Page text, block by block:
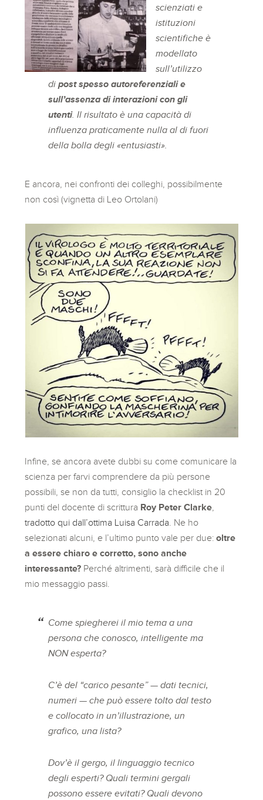
scienziati e
istituzioni
scientifiche è
modellato
sull’utilizzo
dipost spesso autoreferenziali e
sull’assenza di interazioni con gli
utenti. Il risultato è una capacità di
influenza praticamente nulla al di fuori
della bolla degli «entusiasti».
E ancora, nei confronti dei colleghi, possibilmente
non così (vignetta di Leo Ortolani)
Infine, se ancora avete dubbi su come comunicare la
scienza per farvi comprendere da più persone
possibili, se non da tutti, consiglio la checklist in 20
punti del docente di scrittura Roy Peter Clarke
tradotto qui dall’ottima Luisa Carrada . Ne ho
selezionati alcuni, e l’ultimo punto vale per due:oltre
a essere chiaro e corretto, sono anche
interessante? Perché altrimenti, sarà difficile che il
mio messaggio passi.
Come spiegherei il mio tema a una
persona che conosco, intelligente ma
NON esperta?
C’è del “carico pesante” — dati tecnici,
numeri — che può essere tolto dal testo
e collocato in un’illustrazione, un
grafico, una lista?
Dov’è il gergo, il linguaggio tecnico
degli esperti? Quali termini gergali
possono essere evitati? Quali devono